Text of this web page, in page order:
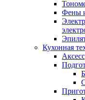
Фены
Кухонная